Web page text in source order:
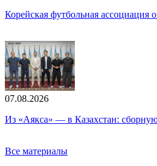
Корейская футбольная ассоциация
07.08.2026
Из «Аякса» — в Казахстан:
Все материалы